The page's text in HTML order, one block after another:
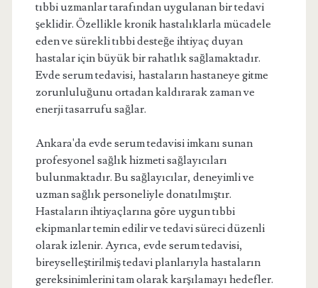
tıbbi uzmanlar tarafından uygulanan bir tedavi
şeklidir. Özellikle kronik hastalıklarla mücadele
eden ve sürekli tıbbi desteğe ihtiyaç duyan
hastalar için büyük bir rahatlık sağlamaktadır.
Evde serum tedavisi, hastaların hastaneye gitme
zorunluluğunu ortadan kaldırarak zaman ve
enerji tasarrufu sağlar.
Ankara'da evde serum tedavisi imkanı sunan
profesyonel sağlık hizmeti sağlayıcıları
bulunmaktadır. Bu sağlayıcılar, deneyimli ve
uzman sağlık personeliyle donatılmıştır.
Hastaların ihtiyaçlarına göre uygun tıbbi
ekipmanlar temin edilir ve tedavi süreci düzenli
olarak izlenir. Ayrıca, evde serum tedavisi,
bireyselleştirilmiş tedavi planlarıyla hastaların
gereksinimlerini tam olarak karşılamayı hedefler.